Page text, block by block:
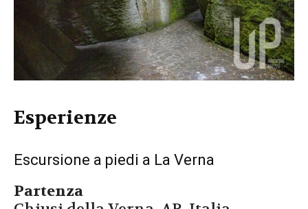
Esperienze
Escursione a piedi a La Verna
Partenza